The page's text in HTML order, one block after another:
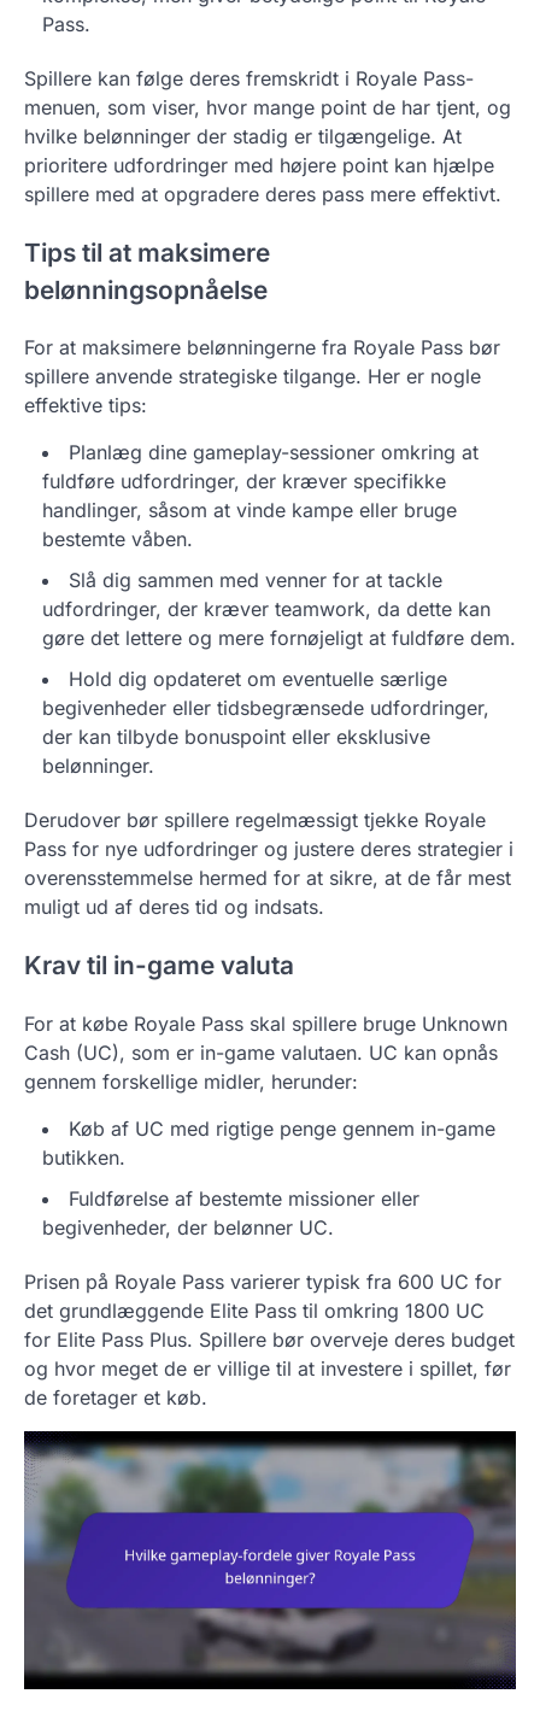
Pass.
Spillere kan følge deres fremskridt i Royale Pass-
menuen, som viser, hvor mange point de har tjent, og
hvilke belønninger der stadig er tilgængelige. At
prioritere udfordringer med højere point kan hjælpe
spillere med at opgradere deres pass mere effektivt.
Tips til at maksimere
belønningsopnåelse
For at maksimere belønningerne fra Royale Pass bør
spillere anvende strategiske tilgange. Her er nogle
effektive tips:
Planlæg dine gameplay-sessioner omkring at
fuldføre udfordringer, der kræver specifikke
handlinger, såsom at vinde kampe eller bruge
bestemte våben.
Slå dig sammen med venner for at tackle
udfordringer, der kræver teamwork, da dette kan
gøre det lettere og mere fornøjeligt at fuldføre dem.
Hold dig opdateret om eventuelle særlige
begivenheder eller tidsbegrænsede udfordringer,
der kan tilbyde bonuspoint eller eksklusive
belønninger.
Derudover bør spillere regelmæssigt tjekke Royale
Pass for nye udfordringer og justere deres strategier i
overensstemmelse hermed for at sikre, at de får mest
muligt ud af deres tid og indsats.
Krav til in-game valuta
For at købe Royale Pass skal spillere bruge Unknown
Cash (UC), som er in-game valutaen. UC kan opnås
gennem forskellige midler, herunder:
Køb af UC med rigtige penge gennem in-game
butikken.
Fuldførelse af bestemte missioner eller
begivenheder, der belønner UC.
Prisen på Royale Pass varierer typisk fra 600 UC for
det grundlæggende Elite Pass til omkring 1800 UC
for Elite Pass Plus. Spillere bør overveje deres budget
og hvor meget de er villige til at investere i spillet, før
de foretager et køb.